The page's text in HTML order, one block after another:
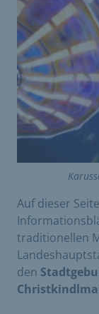
Auf dieser
traditionellen
den